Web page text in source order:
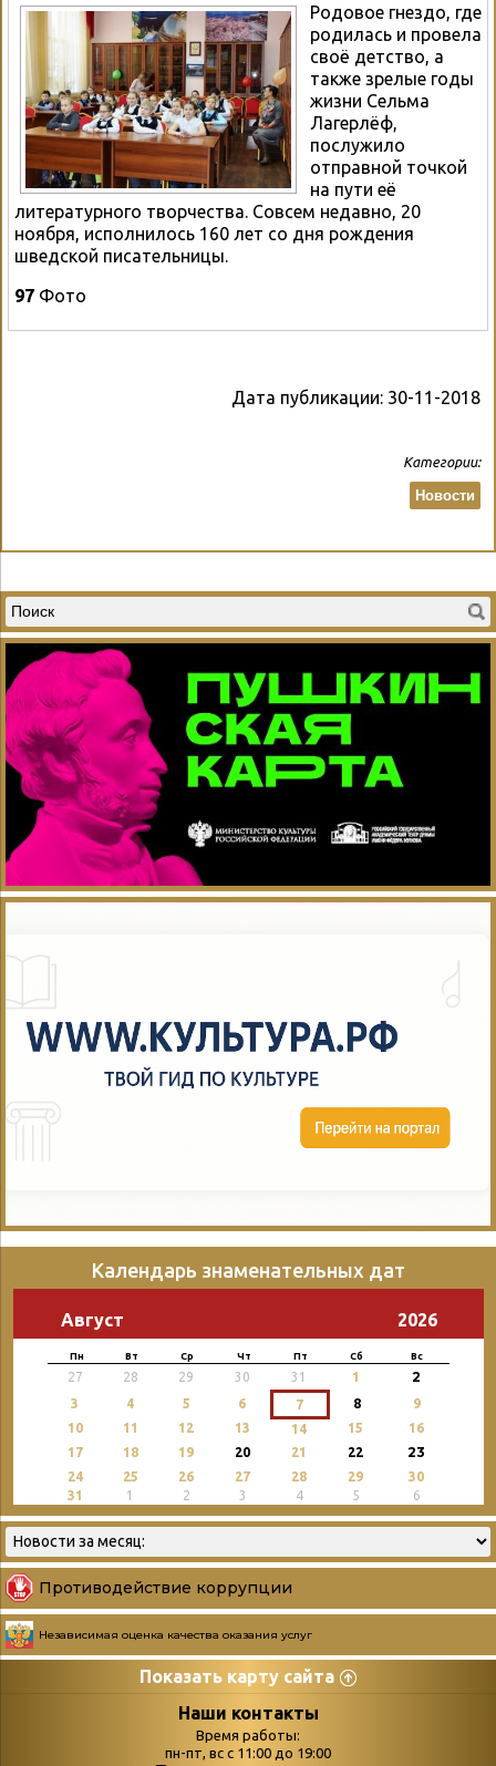
Родовое гнездо, где
родилась и провела
своё детство, а
также зрелые годы
жизни Сельма
Лагерлёф,
послужило
отправной точкой
на пути её
литературного творчества. Совсем недавно, 20
ноября, исполнилось 160 лет со дня рождения
шведской писательницы.
97 Фото
Дата публикации: 30-11-2018
Категории:
Новости
Календарь знаменательных дат
Август 2026
Пн Вт Ср Чт Пт Сб Вс
27 28 29 30 31 1 2
3 4 5 6 7 8
9
10
11 12 13 14 15
16
17
18 19 20 21 22 23
24 25 26 27 28 29
30
31
1 2 3 4 5 6
Противодействие коррупции
Независимая оценка качества оказания услуг
Показать карту сайта
СтраницыНаши контакты
Время работы:
пн-пт, вс с 11:00 до 19:00